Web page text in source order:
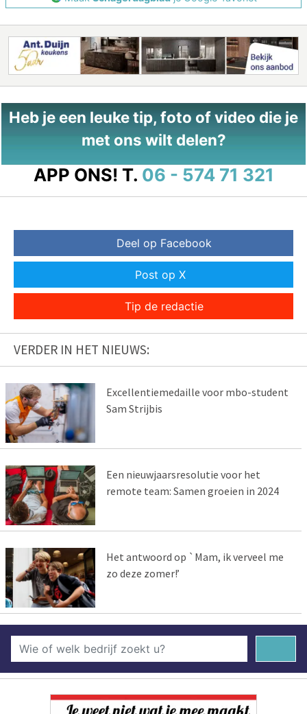
Heb je een leuke tip, foto of video die je
met ons wilt delen?
APP ONS! T. 06 - 574 71 321
Deel op Facebook
Post op X
Tip de redactie
VERDER IN HET NIEUWS:
Excellentiemedaille voor mbo-student
Sam Strijbis
Een nieuwjaarsresolutie voor het
remote team: Samen groeien in 2024
Het antwoord op `Mam, ik verveel me
zo deze zomer!’